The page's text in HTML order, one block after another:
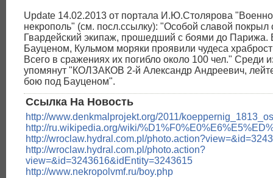
Update 14.02.2013 от портала И.Ю.Столярова
некрополь" (см. посл.ссылку): "Особой славой покрыл
Гвардейский экипаж, прошедший с боями до Парижа.
Бауценом, Кульмом моряки проявили чудеса
Всего в сражениях их погибло около 100 чел." Среди
упомянут "КОЛЗАКОВ 2-й Александр Андреевич,
бою под Бауценом".
Ссылка На Новость
http://www.denkmalprojekt.org/2011/
http://ru.wikipedia.org/wiki/
http://wroclaw.hydral.com.pl/
http://wroclaw.hydral.com.pl/photo.action?
view=&id=3243616&idEntity=3243615
http://www.nekropolvmf.ru/boy.php